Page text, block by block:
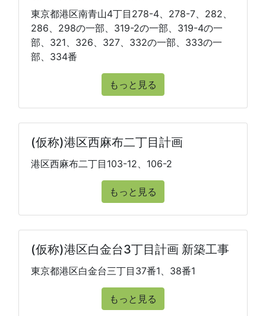
東京都港区南青山4丁目278-4、278-7、282、
286、298の一部、319-2の一部、319-4の一
部、321、326、327、332の一部、333の一
部、334番
もっと見る
(仮称)港区西麻布二丁目計画
港区西麻布二丁目103-12、106-2
もっと見る
(仮称)港区白金台3丁目計画 新築工事
東京都港区白金台三丁目37番1、38番1
もっと見る